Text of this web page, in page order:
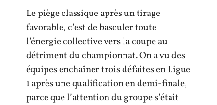
Le piège classique après un tirage
favorable, c’est de basculer toute
l’énergie collective vers la coupe au
détriment du championnat. On a vu des
équipes enchaîner trois défaites en Ligue
1 après une qualification en demi-finale,
parce que l’attention du groupe s’était